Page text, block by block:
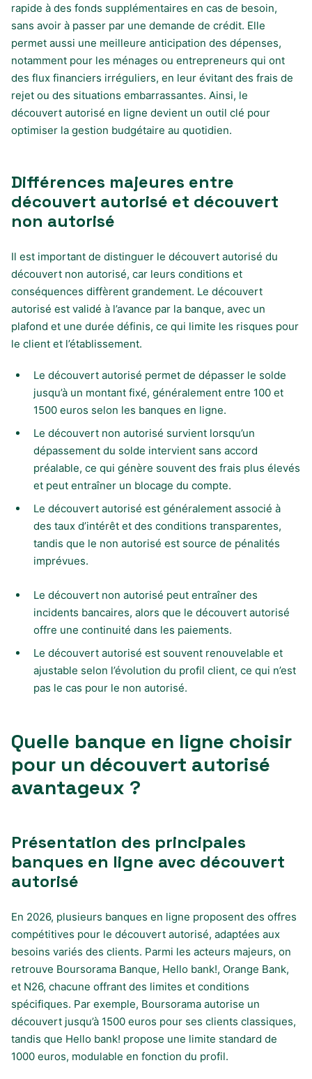
rapide à des fonds supplémentaires en cas de besoin,
sans avoir à passer par une demande de crédit. Elle
permet aussi une meilleure anticipation des dépenses,
notamment pour les ménages ou entrepreneurs qui ont
des flux financiers irréguliers, en leur évitant des frais de
rejet ou des situations embarrassantes. Ainsi, le
découvert autorisé en ligne devient un outil clé pour
optimiser la gestion budgétaire au quotidien.
Différences majeures entre
découvert autorisé et découvert
non autorisé
Il est important de distinguer le découvert autorisé du
découvert non autorisé, car leurs conditions et
conséquences diffèrent grandement. Le découvert
autorisé est validé à l’avance par la banque, avec un
plafond et une durée définis, ce qui limite les risques pour
le client et l’établissement.
Le découvert autorisé permet de dépasser le solde
jusqu’à un montant fixé, généralement entre 100 et
1500 euros selon les banques en ligne.
Le découvert non autorisé survient lorsqu’un
dépassement du solde intervient sans accord
préalable, ce qui génère souvent des frais plus élevés
et peut entraîner un blocage du compte.
Le découvert autorisé est généralement associé à
des taux d’intérêt et des conditions transparentes,
tandis que le non autorisé est source de pénalités
imprévues.
Le découvert non autorisé peut entraîner des
incidents bancaires, alors que le découvert autorisé
offre une continuité dans les paiements.
Le découvert autorisé est souvent renouvelable et
ajustable selon l’évolution du profil client, ce qui n’est
pas le cas pour le non autorisé.
Quelle banque en ligne choisir
pour un découvert autorisé
avantageux ?
Présentation des principales
banques en ligne avec découvert
autorisé
En 2026, plusieurs banques en ligne proposent des offres
compétitives pour le découvert autorisé, adaptées aux
besoins variés des clients. Parmi les acteurs majeurs, on
retrouve Boursorama Banque, Hello bank!, Orange Bank,
et N26, chacune offrant des limites et conditions
spécifiques. Par exemple, Boursorama autorise un
découvert jusqu’à 1500 euros pour ses clients classiques,
tandis que Hello bank! propose une limite standard de
1000 euros, modulable en fonction du profil.